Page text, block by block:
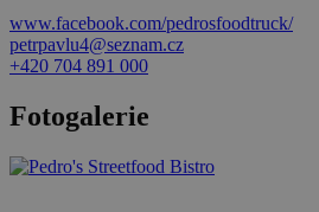
www.facebook.com/pedrosfoodtruck/
petrpavlu4@seznam.cz
+420 704 891 000
Fotogalerie